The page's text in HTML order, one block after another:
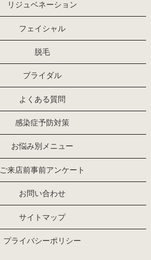
リジュベネーション
フェイシャル
脱毛
ブライダル
よくある質問
感染症予防対策
お悩み別メニュー
ご来店前事前アンケート
お問い合わせ
サイトマップ
プライバシーポリシー